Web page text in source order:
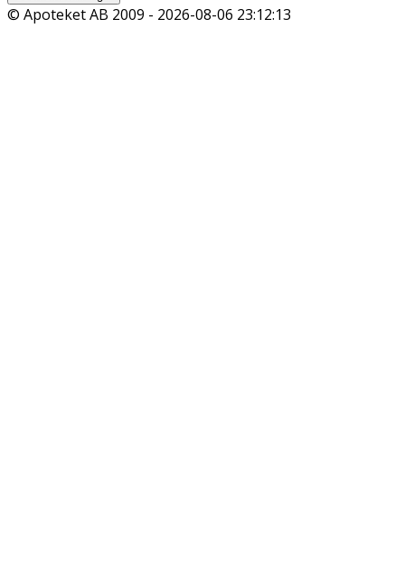
© Apoteket AB 2009 - 2026-08-06 23:12:13